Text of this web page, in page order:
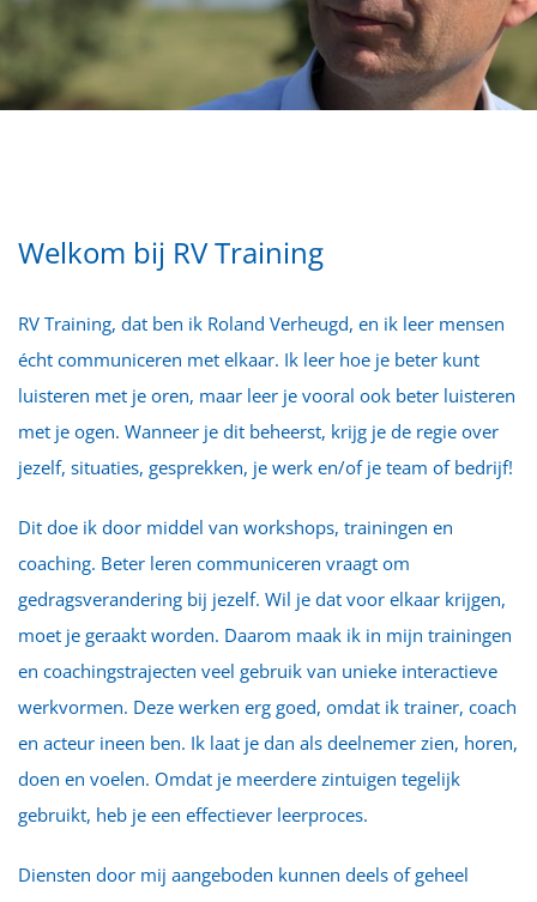
Welkom bij RV Training
RV Training, dat ben ik Roland Verheugd, en ik leer mensen
écht communiceren met elkaar. Ik leer hoe je beter kunt
luisteren met je oren, maar leer je vooral ook beter luisteren
met je ogen. Wanneer je dit beheerst, krijg je de regie over
jezelf, situaties, gesprekken, je werk en/of je team of bedrijf!
Dit doe ik door middel van workshops, trainingen en
coaching. Beter leren communiceren vraagt om
gedragsverandering bij jezelf. Wil je dat voor elkaar krijgen,
moet je geraakt worden. Daarom maak ik in mijn trainingen
en coachingstrajecten veel gebruik van unieke interactieve
werkvormen. Deze werken erg goed, omdat ik trainer, coach
en acteur ineen ben. Ik laat je dan als deelnemer zien, horen,
doen en voelen. Omdat je meerdere zintuigen tegelijk
gebruikt, heb je een effectiever leerproces.
Diensten door mij aangeboden kunnen deels of geheel